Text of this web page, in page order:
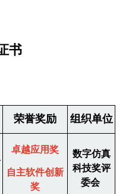
书
荣誉奖励 组织单位
卓越应用奖
自主软件创新
奖
数字仿真
科技奖评
委会